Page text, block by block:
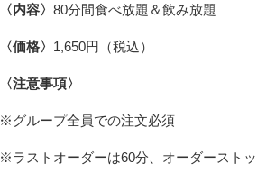
〈内容〉 80分間食べ放題＆飲み放題
〈価格〉 1,650円（税込）
〈注意事項〉
※グループ全員での注文必須
※ラストオーダーは60分、オーダースト